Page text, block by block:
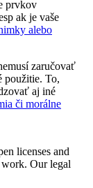
prvkov
ak je vaše
alebo
zaručovať
použitie. To,
aj iné
či morálne
licenses and
work. Our legal